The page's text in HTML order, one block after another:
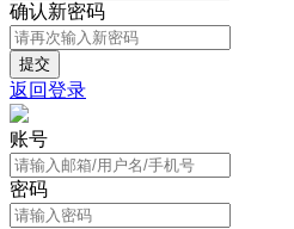
确认新密码
返回登录
账号
密码